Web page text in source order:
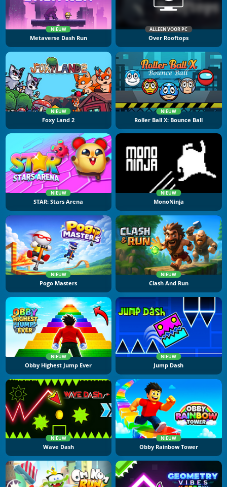
NIEUW
Metaverse Dash Run
ALLEEN VOOR PC
Over Rooftops
NIEUW
Foxy Land 2
NIEUW
Roller Ball X: Bounce Ball
NIEUW
STAR: Stars Arena
NIEUW
MonoNinja
NIEUW
Pogo Masters
NIEUW
Clash And Run
NIEUW
Obby Highest Jump Ever
NIEUW
Jump Dash
NIEUW
Wave Dash
NIEUW
Obby Rainbow Tower